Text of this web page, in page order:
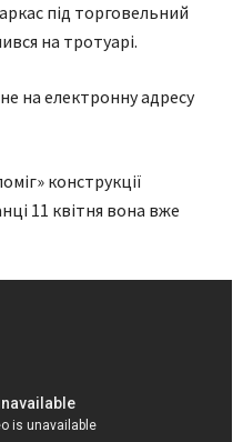
під торговельний
на тротуарі.
на електронну адресу
конструкції
11 квітня вона вже